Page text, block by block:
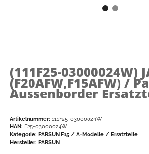
(111F25-03000024W)
(F20AFW,F15AFW) /
Aussenborder
Artikelnummer: 111F25-03000024W
HAN: F25-03000024W
Kategorie: PARSUN F15 / A-Modelle / Ersatzteile
Hersteller: PARSUN